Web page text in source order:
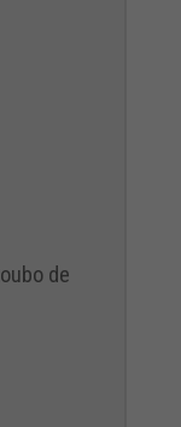
de